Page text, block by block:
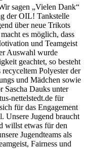
der OIL! Tankstelle
über neue Trikots
es möglich, dass
und Teamgeist
Auswahl wurde
geachtet, so besteht
Polyester der
und Mädchen sowie
Sascha Dauks unter
nettelstedt.de für
für das Engagement
Unsere Jugend braucht
willst etwas für den
Jugendteams als
Fairness und